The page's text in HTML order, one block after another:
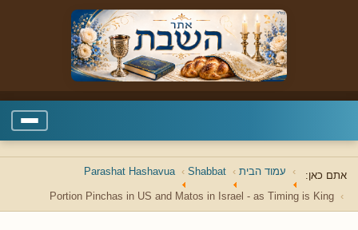
אתם כאן: עמוד הבית Shabbat
Parashat Hashavua
Portion Pinchas in US and Matos in Israel - as Timing is King